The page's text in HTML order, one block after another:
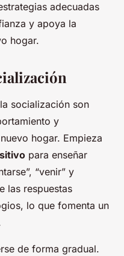
adecuadas
y apoya la
hogar.
socialización son
y
hogar. Empieza
para enseñar
“venir” y
las respuestas
lo que fomenta un
de forma gradual.